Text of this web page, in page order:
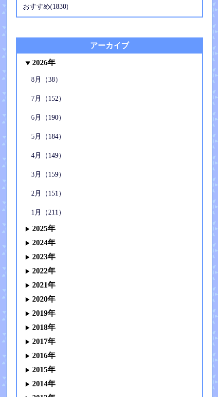
おすすめ(1830)
アーカイブ
2026年
8月（38）
7月（152）
6月（190）
5月（184）
4月（149）
3月（159）
2月（151）
1月（211）
2025年
2024年
2023年
2022年
2021年
2020年
2019年
2018年
2017年
2016年
2015年
2014年